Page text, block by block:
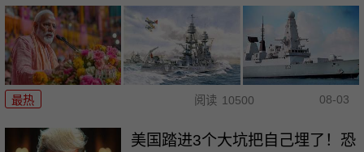
最热 阅读 10500 08-03
美国踏进3个大坑把自己埋了！恐